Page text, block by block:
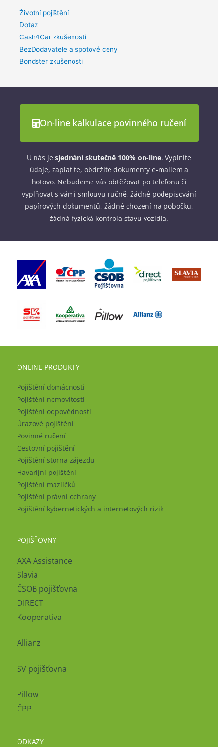
Životní pojištění
Dotaz
Cash4Car zkušenosti
BezDodavatele a spotové ceny
Bondster zkušenosti
On-line kalkulace povinného ručení
U nás je sjednání skutečně 100% on-line. Vyplníte
údaje, zaplatíte, obdržíte dokumenty e-mailem a
hotovo. Nebudeme vás obtěžovat po telefonu či
vyplňovat s vámi smlouvu ručně, žádné podepisování
papírových dokumentů, žádné chození na pobočku,
žádná fyzická kontrola stavu vozidla.
ONLINE PRODUKTY
Pojištění domácnosti
Pojištění nemovitosti
Pojištění odpovědnosti
Úrazové pojištění
Povinné ručení
Cestovní pojištění
Pojištění storna zájezdu
Havarijní pojištění
Pojištění mazlíčků
Pojištění právní ochrany
Pojištění kybernetických a internetových rizik
POJIŠŤOVNY
AXA Assistance
Slavia
ČSOB pojišťovna
DIRECT
Kooperativa
Allianz
SV pojišťovna
Pillow
ČPP
ODKAZY